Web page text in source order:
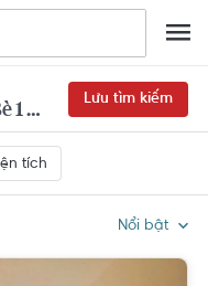
Cho thuê nhà đất căn hộ Nhà Bè 1 phòng ngủ
Lưu tìm kiếm
tích
Nổi bật